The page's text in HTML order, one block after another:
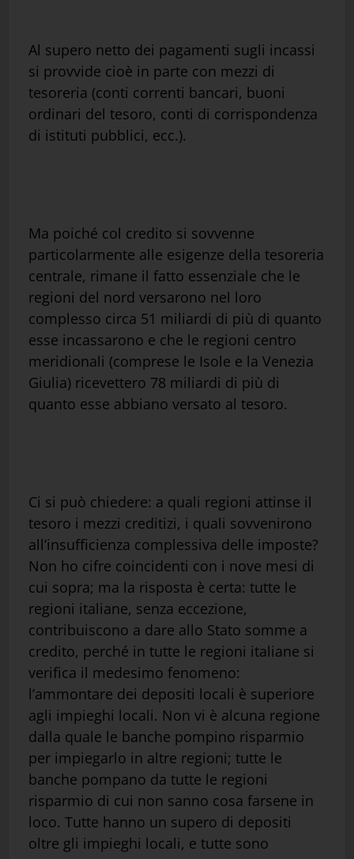
Al supero netto dei pagamenti sugli incassi
si provvide cioè in parte con mezzi di
tesoreria (conti correnti bancari, buoni
ordinari del tesoro, conti di corrispondenza
di istituti pubblici, ecc.).
Ma poiché col credito si sovvenne
particolarmente alle esigenze della tesoreria
centrale, rimane il fatto essenziale che le
regioni del nord versarono nel loro
complesso circa 51 miliardi di più di quanto
esse incassarono e che le regioni centro
meridionali (comprese le Isole e la Venezia
Giulia) ricevettero 78 miliardi di più di
quanto esse abbiano versato al tesoro.
Ci si può chiedere: a quali regioni attinse il
tesoro i mezzi creditizi, i quali sovvenirono
all’insufficienza complessiva delle imposte?
Non ho cifre coincidenti con i nove mesi di
cui sopra; ma la risposta è certa: tutte le
regioni italiane, senza eccezione,
contribuiscono a dare allo Stato somme a
credito, perché in tutte le regioni italiane si
verifica il medesimo fenomeno:
l’ammontare dei depositi locali è superiore
agli impieghi locali. Non vi è alcuna regione
dalla quale le banche pompino risparmio
per impiegarlo in altre regioni; tutte le
banche pompano da tutte le regioni
risparmio di cui non sanno cosa farsene in
loco. Tutte hanno un supero di depositi
oltre gli impieghi locali, e tutte sono